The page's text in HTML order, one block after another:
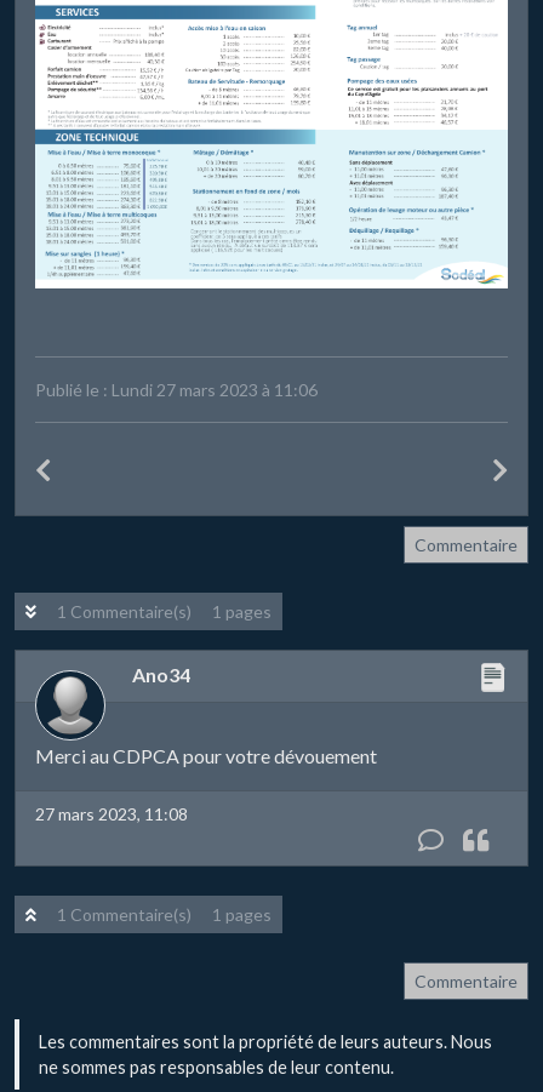
Publié le : Lundi 27 mars 2023 à 11:06
Commentaire
1 Commentaire(s) 1 pages
Ano34
Merci au CDPCA pour votre dévouement
27 mars 2023, 11:08
1 Commentaire(s) 1 pages
Commentaire
Les commentaires sont la propriété de leurs auteurs. Nous
ne sommes pas responsables de leur contenu.